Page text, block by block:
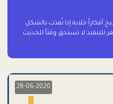
أفكاراً خلابة إذا نُفذت بالشكل
للتنفيذ لا تستحق وقتاً للحديث
28-06-2020